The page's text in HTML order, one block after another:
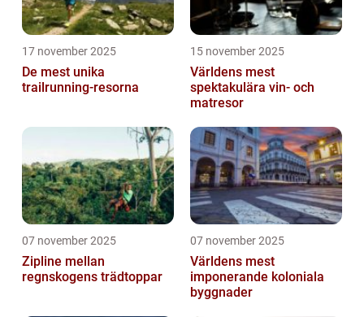
17 november 2025
De mest unika
trailrunning-resorna
15 november 2025
Världens mest
spektakulära vin- och
matresor
07 november 2025
Zipline mellan
regnskogens trädtoppar
07 november 2025
Världens mest
imponerande koloniala
byggnader